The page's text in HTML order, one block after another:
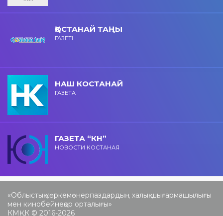
ҚОСТАНАЙ ТАҢЫ
ГАЗЕТІ
НАШ КОСТАНАЙ
ГАЗЕТА
ГАЗЕТА “КН”
НОВОСТИ КОСТАНАЯ
«Облыстық көркемөнерпаздардың халық шығармашылығы
мен кинобейнеқор орталығы»
КМҚК © 2016-2026